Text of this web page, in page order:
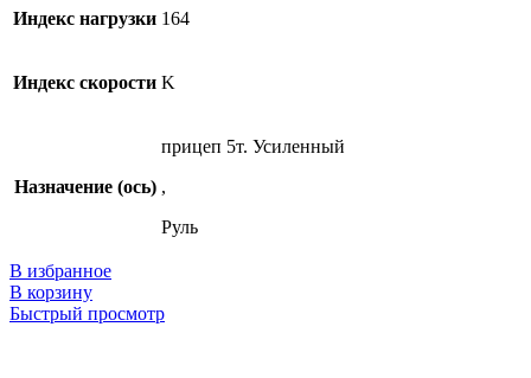
Индекс нагрузки 164
Индекс скорости K
Назначение (ось)
прицеп 5т. Усиленный
,
Руль
В избранное
В корзину
Быстрый просмотр